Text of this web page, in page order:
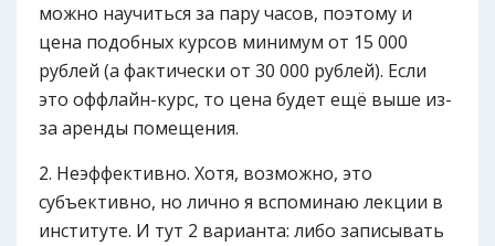
можно научиться за пару часов, поэтому и
цена подобных курсов минимум от 15 000
рублей (а фактически от 30 000 рублей). Если
это оффлайн-курс, то цена будет ещё выше из-
за аренды помещения.
Неэффективно. Хотя, возможно, это
субъективно, но лично я вспоминаю лекции в
институте. И тут 2 варианта: либо записывать